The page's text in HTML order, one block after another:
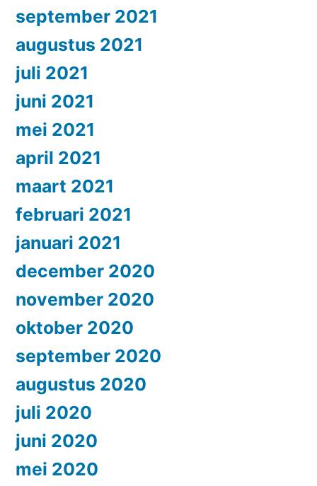
september 2021
augustus 2021
juli 2021
juni 2021
mei 2021
april 2021
maart 2021
februari 2021
januari 2021
december 2020
november 2020
oktober 2020
september 2020
augustus 2020
juli 2020
juni 2020
mei 2020